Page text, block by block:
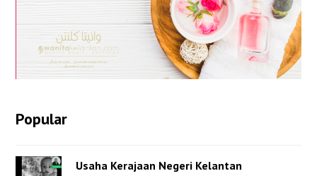
Popular
Usaha Kerajaan Negeri Kelantan